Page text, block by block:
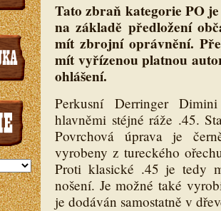
Tato zbraň kategorie PO
na základě předložení
mít zbrojní oprávnění.
mít vyřízenou platnou
ohlášení.
Perkusní Derringer
hlavněmi stéjné ráže .45.
Povrchová úprava je
vyrobeny z tureckého
Proti klasické .45 je tedy
nošení. Je možné také
je dodáván samostatně v